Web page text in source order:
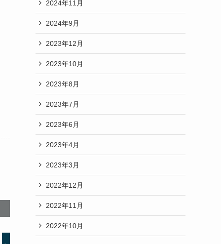
2024年11月
2024年9月
2023年12月
2023年10月
2023年8月
2023年7月
2023年6月
2023年4月
2023年3月
2022年12月
2022年11月
2022年10月